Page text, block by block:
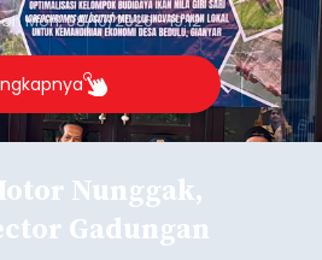
Mon, 08/10/2026 - 19:12
Nunggak,
Gadungan